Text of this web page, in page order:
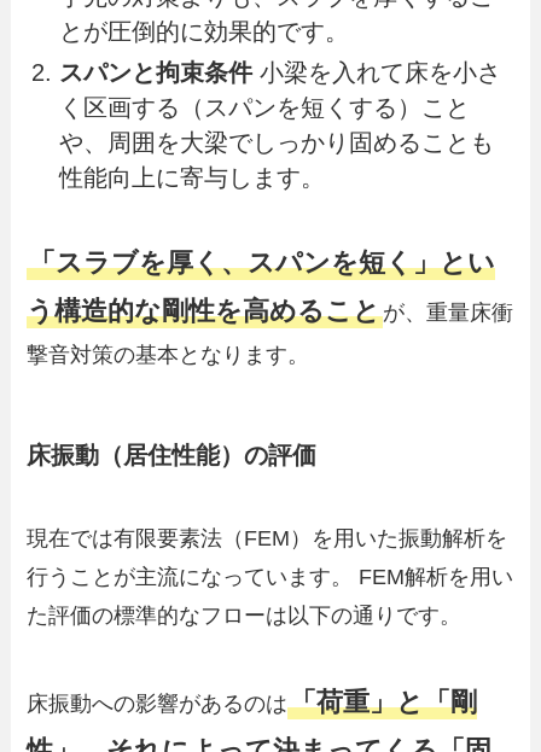
とが圧倒的に効果的です。
スパンと拘束条件小梁を入れて床を小さ
く区画する（スパンを短くする）こと
や、周囲を大梁でしっかり固めることも
性能向上に寄与します。
「スラブを厚く、スパンを短く」とい
う構造的な剛性を高めることが、重量床衝
撃音対策の基本となります。
床振動（居住性能）の評価
現在では有限要素法（FEM）を用いた振動解析を
行うことが主流になっています。 FEM解析を用い
た評価の標準的なフローは以下の通りです。
床振動への影響があるのは「荷重」と「剛